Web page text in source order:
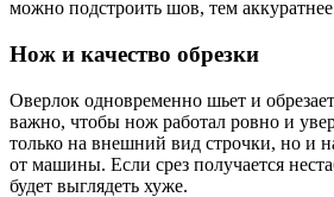
можно подстроить шов, тем аккуратнее
Нож и качество обрезки
Оверлок одновременно шьет и
важно, чтобы нож работал ровно и
только на внешний вид строчки, но и
от машины. Если срез получается
будет выглядеть хуже.